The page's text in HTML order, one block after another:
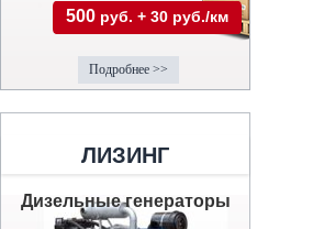
500 руб. + 30 руб./км
Подробнее >>
ЛИЗИНГ
Дизельные генераторы